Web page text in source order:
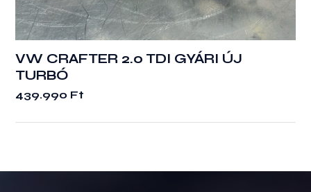
VW CRAFTER 2.0 TDI GYÁRI ÚJ
TURBÓ
439.990 Ft